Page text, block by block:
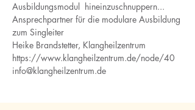
Ausbildungsmodul  hineinzuschnuppern...
Ansprechpartner für die modulare Ausbildung
zum Singleiter
Heike Brandstetter, Klangheilzentrum
https://www.klangheilzentrum.de/node/40
info@klangheilzentrum.de